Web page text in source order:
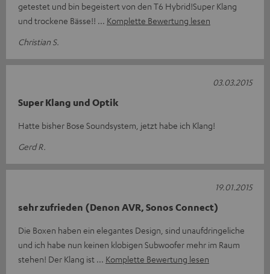
getestet und bin begeistert von den T6 Hybrid!Super Klang
und trockene Bässe!!
Komplette Bewertung lesen
Christian S.
Super Klang und Optik
Hatte bisher Bose Soundsystem, jetzt habe ich Klang!
Gerd R.
03.03.2015
sehr zufrieden (Denon AVR, Sonos Connect)
Die Boxen haben ein elegantes Design, sind unaufdringeliche
und ich habe nun keinen klobigen Subwoofer mehr im Raum
stehen! Der Klang ist
Komplette Bewertung lesen
19.01.2015